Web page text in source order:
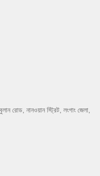
রোড, নানওয়ান স্ট্রিট, লংগাং জেলা,